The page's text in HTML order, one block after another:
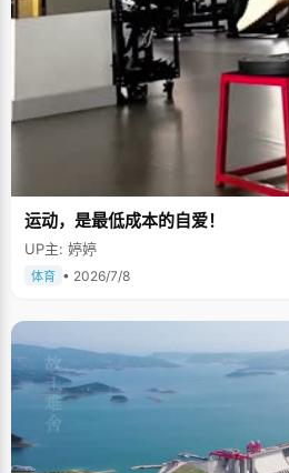
运动，是最低成本的自爱！
UP主: 婷婷
体育 • 2026/7/8